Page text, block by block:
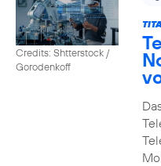
Credits: Shtterstock /
Gorodenkoff